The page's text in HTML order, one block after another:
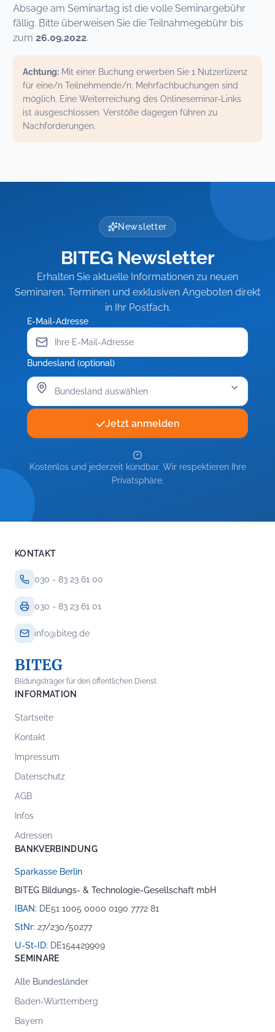
Absage am Seminartag ist die volle Seminargebühr
fällig. Bitte überweisen Sie die Teilnahmegebühr bis
zum 26.09.2022.
Achtung: Mit einer Buchung erwerben Sie 1 Nutzerlizenz
für eine/n Teilnehmende/n. Mehrfachbuchungen sind
möglich. Eine Weiterreichung des Onlineseminar-Links
ist ausgeschlossen. Verstöße dagegen führen zu
Nachforderungen.
Newsletter
BITEG Newsletter
Erhalten Sie aktuelle Informationen zu neuen
Seminaren, Terminen und exklusiven Angeboten direkt
in Ihr Postfach.
E-Mail-Adresse
Bundesland (optional)
Jetzt anmelden
Kostenlos und jederzeit kündbar. Wir respektieren Ihre
Privatsphäre.
KONTAKT
030 - 83 23 61 00
030 - 83 23 61 01
info@biteg.de
BITEG
Bildungsträger für den öffentlichen Dienst
INFORMATION
Startseite
Kontakt
Impressum
Datenschutz
AGB
Infos
Adressen
BANKVERBINDUNG
Sparkasse Berlin
BITEG Bildungs- & Technologie-Gesellschaft mbH
IBAN: DE51 1005 0000 0190 7772 81
StNr: 27/230/50277
U-St-ID: DE154429909
SEMINARE
Alle Bundesländer
Baden-Württemberg
Bayern